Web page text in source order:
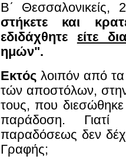
Β΄
στήκετε και
εδιδάχθητε είτε
ημών".
Εκτός λοιπόν από
τών αποστόλων,
τους, που
παράδοση.
παραδόσεως δεν
Γραφής;